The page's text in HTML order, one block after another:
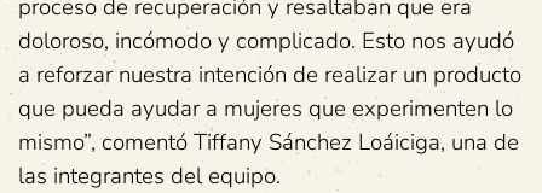
proceso de recuperación y resaltaban que era
doloroso, incómodo y complicado. Esto nos ayudó
a reforzar nuestra intención de realizar un producto
que pueda ayudar a mujeres que experimenten lo
mismo”, comentó Tiffany Sánchez Loáiciga, una de
las integrantes del equipo.